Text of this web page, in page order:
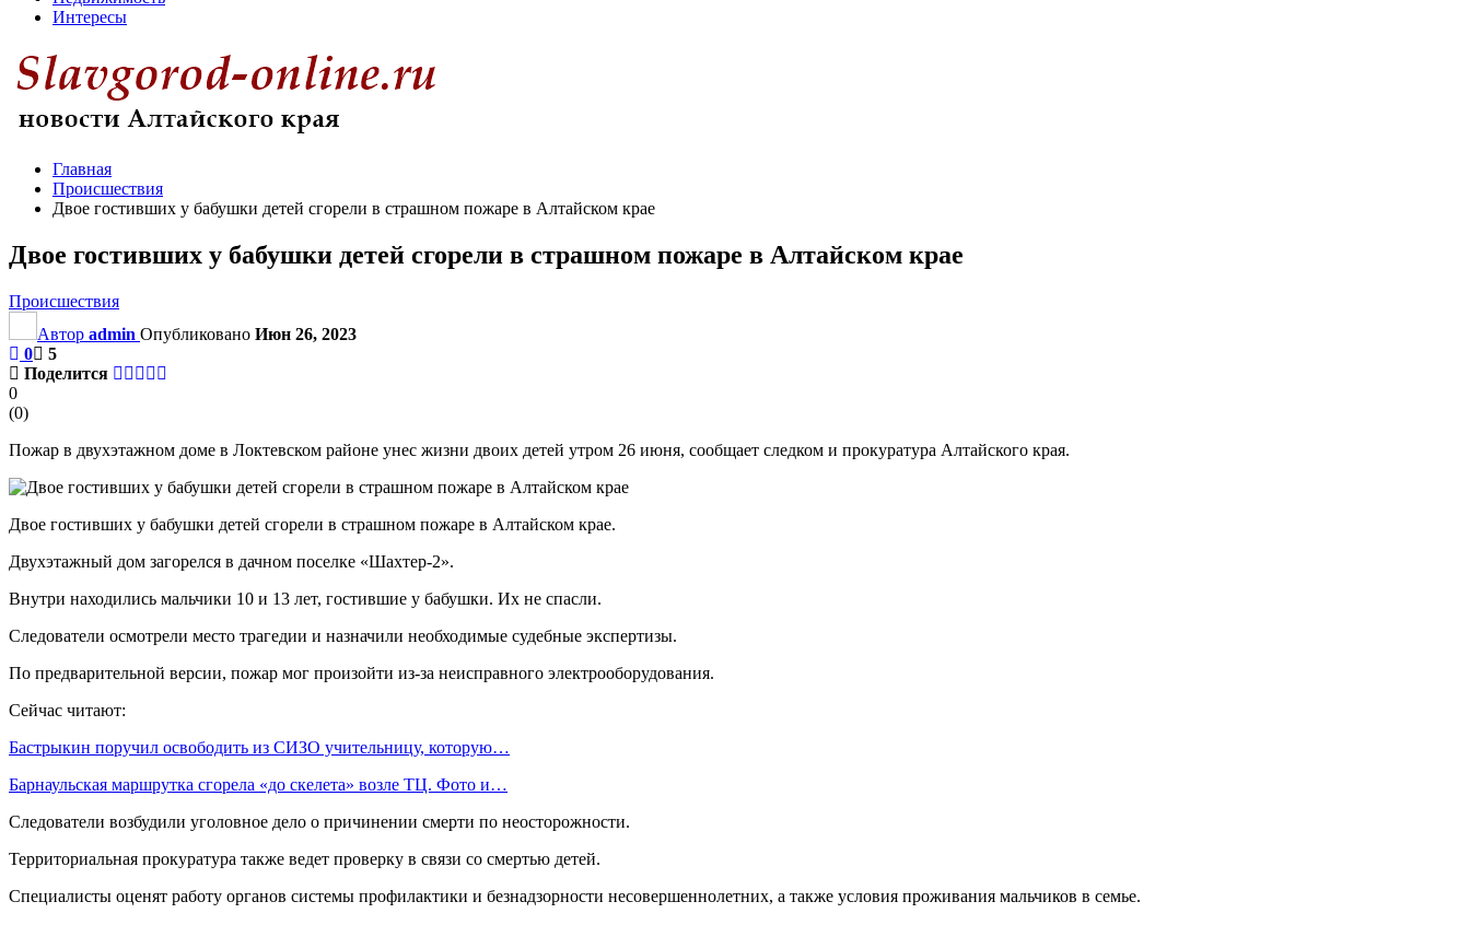
Интересы
Главная
Происшествия
Двое гостивших у бабушки детей сгорели в страшном пожаре в Алтайском крае
Двое гостивших у бабушки детей сгорели в страшном пожаре в Алтайском крае
Происшествия
Автор admin Опубликовано Июн 26, 2023
0
5
Поделится
0
(0)
Пожар в двухэтажном доме в Локтевском районе унес жизни двоих детей утром 26 июня, сообщает следком и прокуратура Алтайского края.
Двое гостивших у бабушки детей сгорели в страшном пожаре в Алтайском крае.
Двухэтажный дом загорелся в дачном поселке «Шахтер-2».
Внутри находились мальчики 10 и 13 лет, гостившие у бабушки. Их не спасли.
Следователи осмотрели место трагедии и назначили необходимые судебные экспертизы.
По предварительной версии, пожар мог произойти из-за неисправного электрооборудования.
Сейчас читают:
Бастрыкин поручил освободить из СИЗО учительницу, которую…
Барнаульская маршрутка сгорела «до скелета» возле ТЦ. Фото и…
Следователи возбудили уголовное дело о причинении смерти по неосторожности.
Территориальная прокуратура также ведет проверку в связи со смертью детей.
Специалисты оценят работу органов системы профилактики и безнадзорности несовершеннолетних, а также условия проживания мальчиков в семье.